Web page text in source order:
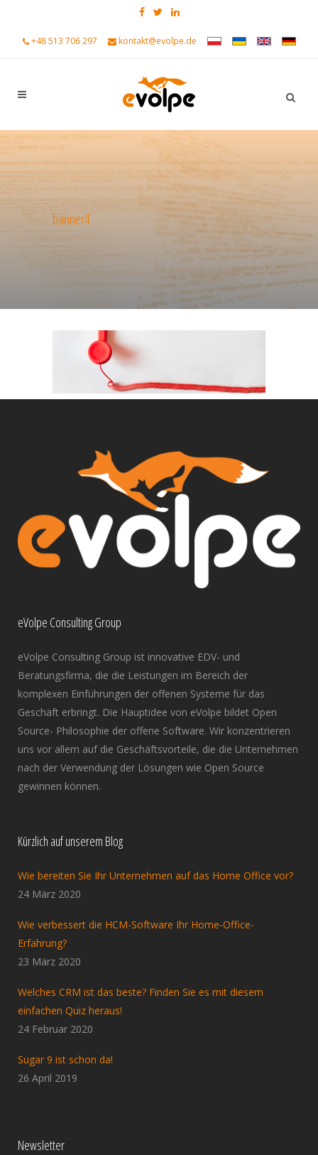
+48 513 706 297 kontakt@evolpe.de
banner4
eVolpe Consulting Group
eVolpe Consulting Group ist innovative EDV- und
Beratungsfirma, die die Leistungen im Bereich der
komplexen Einführungen der offenen Systeme für das
Geschäft erbringt. Die Hauptidee von eVolpe bildet Open
Source- Philosophie der offene Software. Wir konzentrieren
uns vor allem auf die Geschäftsvorteile, die die Unternehmen
nach der Verwendung der Lösungen wie Open Source
gewinnen können.
Kürzlich auf unserem Blog
Wie bereiten Sie Ihr Unternehmen auf das Home Office vor?
24 März 2020
Wie verbessert die HCM-Software Ihr Home-Office-
Erfahrung?
23 März 2020
Welches CRM ist das beste? Finden Sie es mit diesem
einfachen Quiz heraus!
24 Februar 2020
Sugar 9 ist schon da!
26 April 2019
Newsletter